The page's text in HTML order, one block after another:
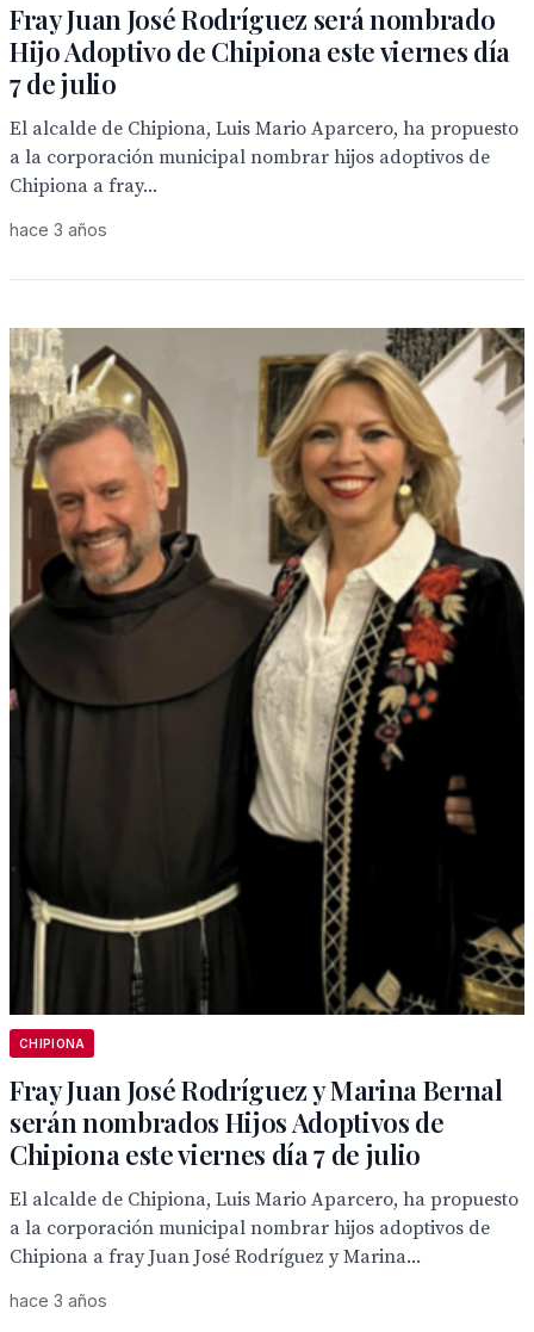
Fray Juan José Rodríguez será nombrado
Hijo Adoptivo de Chipiona este viernes día
7 de julio
El alcalde de Chipiona, Luis Mario Aparcero, ha propuesto
a la corporación municipal nombrar hijos adoptivos de
Chipiona a fray...
hace 3 años
CHIPIONA
Fray Juan José Rodríguez y Marina Bernal
serán nombrados Hijos Adoptivos de
Chipiona este viernes día 7 de julio
El alcalde de Chipiona, Luis Mario Aparcero, ha propuesto
a la corporación municipal nombrar hijos adoptivos de
Chipiona a fray Juan José Rodríguez y Marina...
hace 3 años